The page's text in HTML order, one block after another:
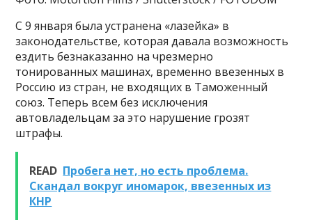
С 9 января была устранена «лазейка» в
законодательстве, которая давала возможность
ездить безнаказанно на чрезмерно
тонированных машинах, временно ввезенных в
Россию из стран, не входящих в Таможенный
союз. Теперь всем без исключения
автовладельцам за это нарушение грозят
штрафы.
READ Пробега нет, но есть проблема.
Скандал вокруг иномарок, ввезенных из
КНР